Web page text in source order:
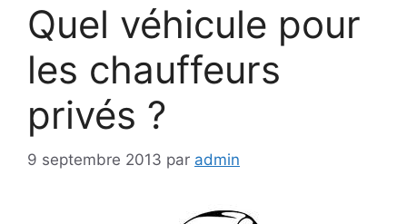
Quel véhicule pour
les chauffeurs
privés ?
9 septembre 2013 par admin